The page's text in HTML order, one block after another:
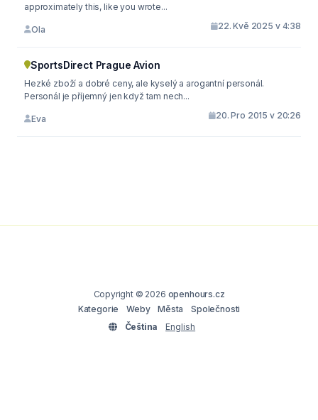
approximately this, like you wrote...
Ola 22. Kvě 2025 v 4:38
SportsDirect Prague Avion
Hezké zboží a dobré ceny, ale kyselý a arogantní personál.
Personál je příjemný jen když tam nech...
Eva 20. Pro 2015 v 20:26
Copyright © 2026 openhours.cz
Kategorie
Weby Města
Společnosti
Čeština
English